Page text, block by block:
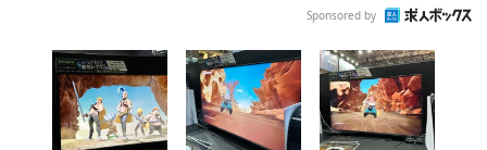
Sponsored by